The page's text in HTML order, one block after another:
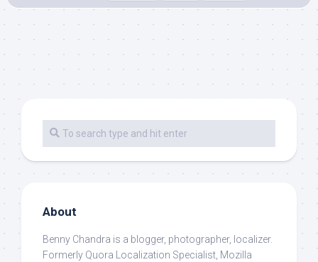
About
Benny Chandra is a blogger, photographer, localizer.
Formerly Quora Localization Specialist, Mozilla